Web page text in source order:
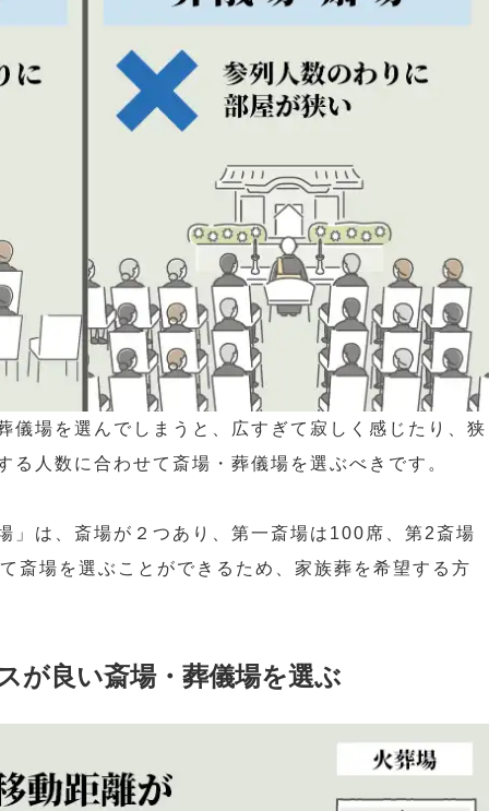
儀場を選んでしまうと、広すぎて寂しく感じたり、狭
る人数に合わせて斎場・葬儀場を選ぶべきです。
」は、斎場が２つあり、第一斎場は100席、第2斎場
斎場を選ぶことができるため、家族葬を希望する方
が良い斎場・葬儀場を選ぶ